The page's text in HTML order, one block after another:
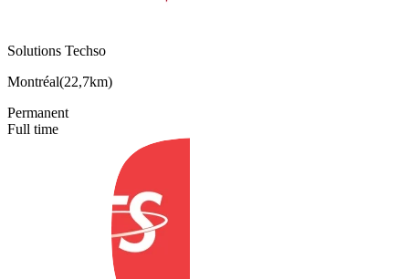
Solutions Techso
Montréal(22,7km)
Permanent
Full time